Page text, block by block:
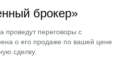
брокер»
проведут переговоры с
о его продаже по вашей цене
сделку.